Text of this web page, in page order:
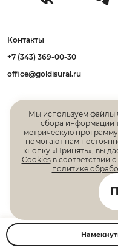
Контакты
+7 (343) 369-00-30
office@goldisural.ru
Все права
данной странице,
Главная Каталог
Мы используем файлы
сбора информации
метрическую
помогают нам
кнопку «Принять», вы
Cookiesв соответствии
политике